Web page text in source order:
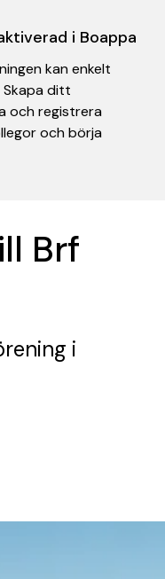
i Boappa
kan enkelt
ditt
och registrera
och börja
Brf
i